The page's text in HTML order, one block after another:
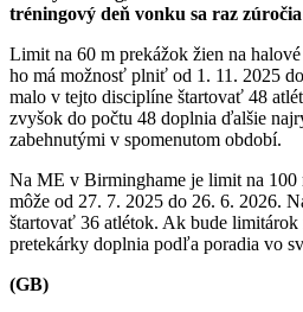
tréningový deň vonku sa raz
Limit na 60 m prekážok žien na
ho má možnosť plniť od 1. 11. 2025
malo v tejto disciplíne štartovať 48
zvyšok do počtu 48 doplnia ďalšie
zabehnutými v spomenutom období.
Na ME v Birminghame je limit na
môže od 27. 7. 2025 do 26. 6. 2026.
štartovať 36 atlétok. Ak bude limitárok
pretekárky doplnia podľa poradia vo
(GB)